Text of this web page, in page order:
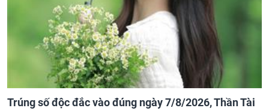
Trúng số độc đắc vào đúng ngày 7/8/2026, Thần Tài